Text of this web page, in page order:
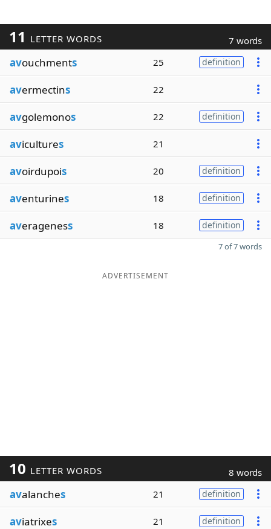
11 LETTER WORDS 7 words
avouchments 25 definition
avermectins 22
avgolemonos 22 definition
avicultures 21
avoirdupois 20 definition
aventurines 18 definition
averageness 18 definition
7 of 7 words
ADVERTISEMENT
10 LETTER WORDS 8 words
avalanches 21 definition
aviatrixes 21 definition